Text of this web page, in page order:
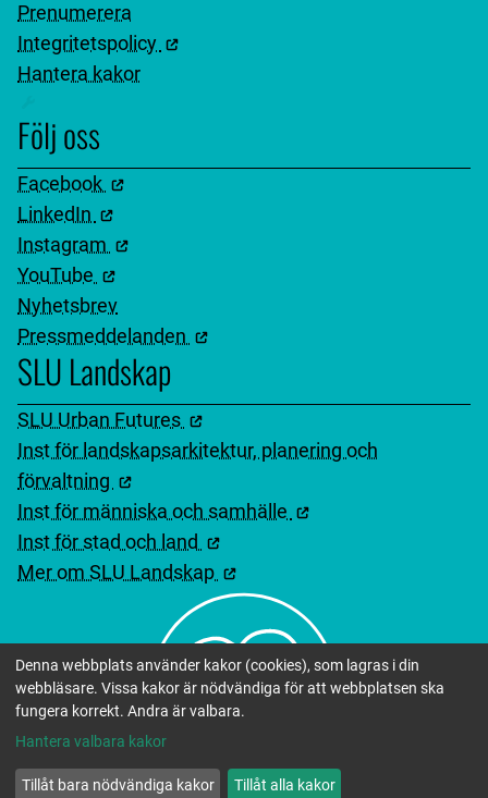
Prenumerera
Integritetspolicy
Hantera kakor
Följ oss
Facebook
LinkedIn
Instagram
YouTube
Nyhetsbrev
Pressmeddelanden
SLU Landskap
SLU Urban Futures
Inst för landskapsarkitektur, planering och
förvaltning
Inst för människa och samhälle
Inst för stad och land
Mer om SLU Landskap
Denna webbplats använder kakor (cookies), som lagras i din
webbläsare. Vissa kakor är nödvändiga för att webbplatsen ska
fungera korrekt. Andra är valbara.
Hantera valbara kakor
Tillåt bara nödvändiga kakor Tillåt alla kakor